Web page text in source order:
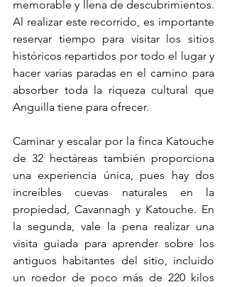
memorable y llena de descubrimientos.
Al realizar este recorrido, es importante
reservar tiempo para visitar los sitios
históricos repartidos por todo el lugar y
hacer varias paradas en el camino para
absorber toda la riqueza cultural que
Anguilla tiene para ofrecer.
Caminar y escalar por la finca Katouche
de 32 hectáreas también proporciona
una experiencia única, pues hay dos
increíbles cuevas naturales en la
propiedad, Cavannagh y Katouche. En
la segunda, vale la pena realizar una
visita guiada para aprender sobre los
antiguos habitantes del sitio, incluido
un roedor de poco más de 220 kilos